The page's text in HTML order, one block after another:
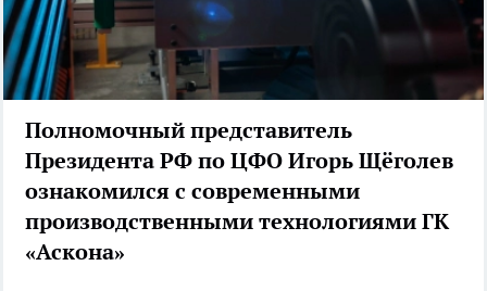
Полномочный представитель
Президента РФ по ЦФО Игорь Щёголев
ознакомился с современными
производственными технологиями ГК
«Аскона»